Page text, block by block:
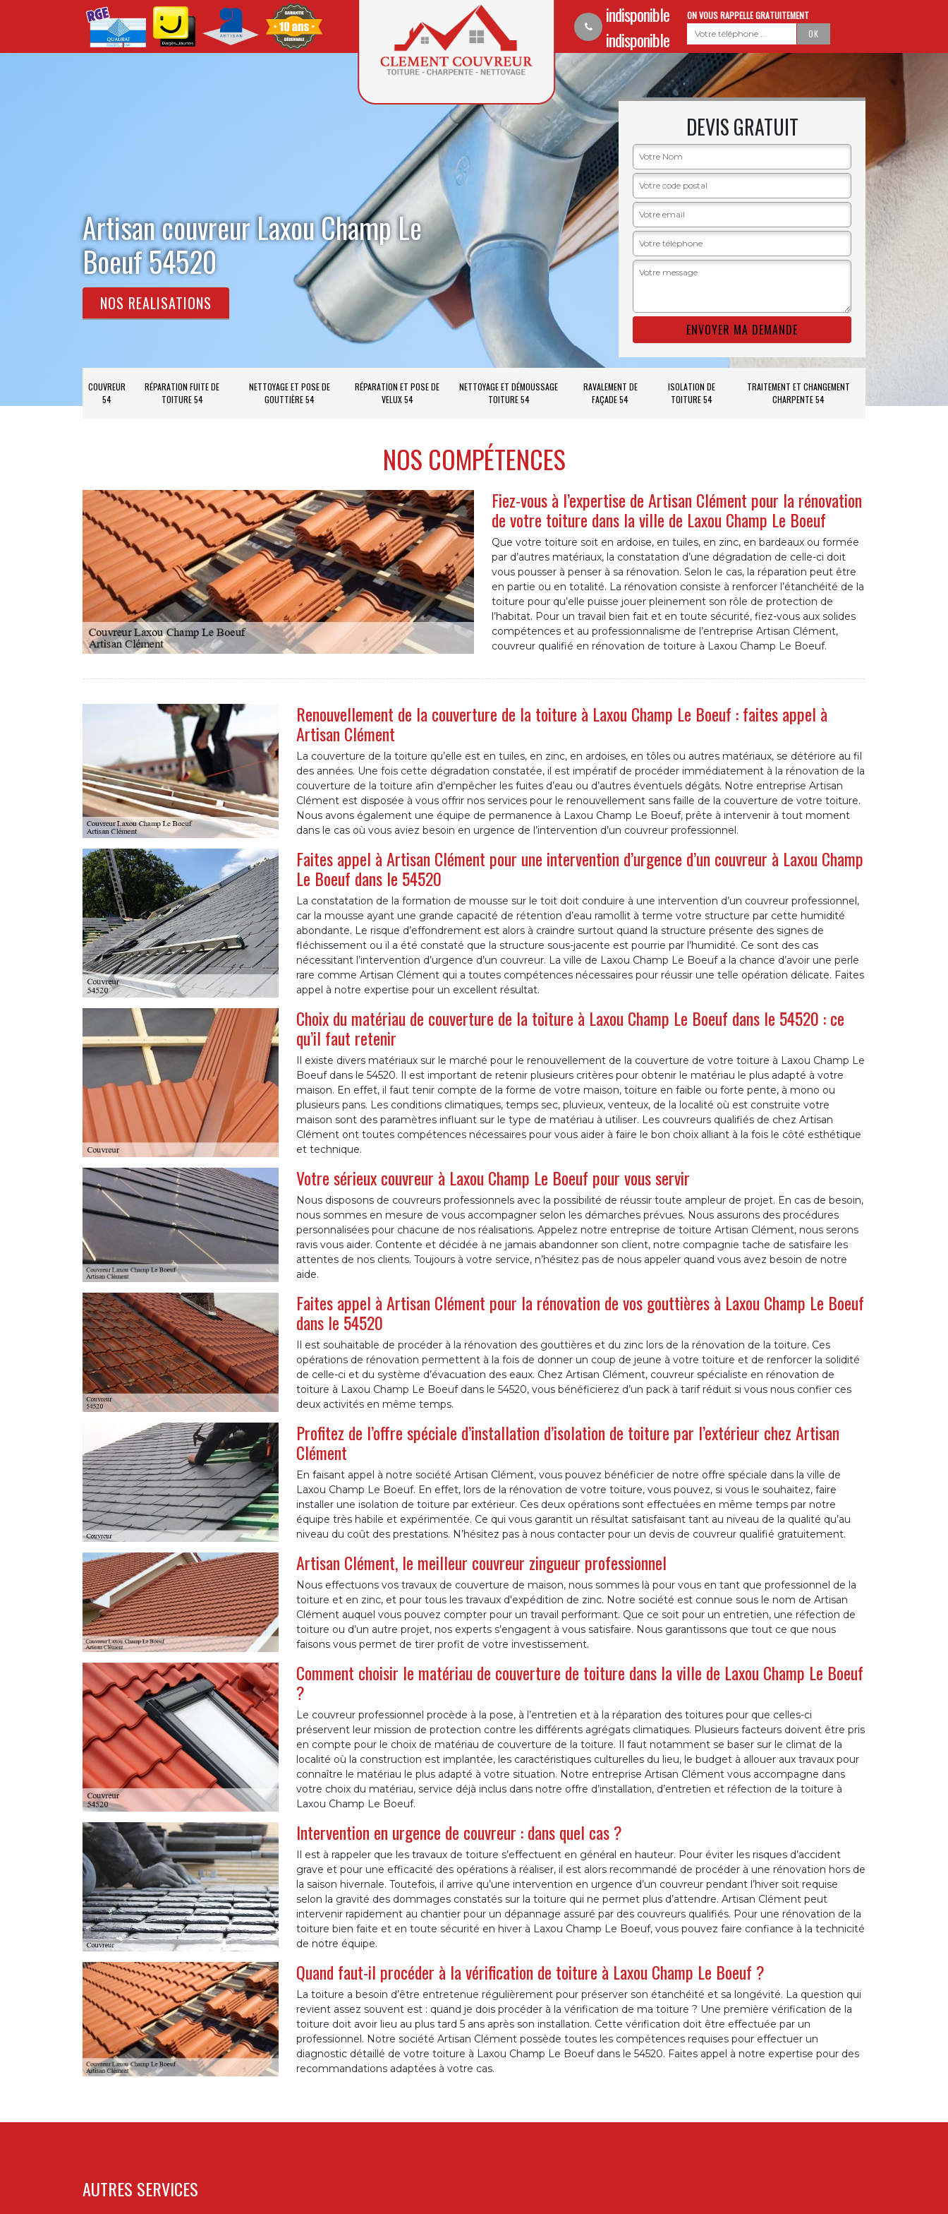
indisponible
indisponible
ON VOUS RAPPELLE GRATUITEMENT
Artisan couvreur Laxou Champ Le
Boeuf 54520
NOS REALISATIONS
DEVIS GRATUIT
COUVREUR
54
RÉPARATION FUITE DE
TOITURE 54
NETTOYAGE ET POSE DE
GOUTTIÈRE 54
RÉPARATION ET POSE DE
VELUX 54
NETTOYAGE ET DÉMOUSSAGE
TOITURE 54
RAVALEMENT DE
FAÇADE 54
ISOLATION DE
TOITURE 54
TRAITEMENT ET CHANGEMENT
CHARPENTE 54
NOS COMPÉTENCES
Fiez-vous à l’expertise de Artisan Clément pour la rénovation
de votre toiture dans la ville de Laxou Champ Le Boeuf
Que votre toiture soit en ardoise, en tuiles, en zinc, en bardeaux ou formée
par d’autres matériaux, la constatation d’une dégradation de celle-ci doit
vous pousser à penser à sa rénovation. Selon le cas, la réparation peut être
en partie ou en totalité. La rénovation consiste à renforcer l’étanchéité de la
toiture pour qu’elle puisse jouer pleinement son rôle de protection de
l’habitat. Pour un travail bien fait et en toute sécurité, fiez-vous aux solides
compétences et au professionnalisme de l’entreprise Artisan Clément,
couvreur qualifié en rénovation de toiture à Laxou Champ Le Boeuf.
Renouvellement de la couverture de la toiture à Laxou Champ Le Boeuf : faites appel à
Artisan Clément
La couverture de la toiture qu’elle est en tuiles, en zinc, en ardoises, en tôles ou autres matériaux, se détériore au fil
des années. Une fois cette dégradation constatée, il est impératif de procéder immédiatement à la rénovation de la
couverture de la toiture afin d’empêcher les fuites d’eau ou d’autres éventuels dégâts. Notre entreprise Artisan
Clément est disposée à vous offrir nos services pour le renouvellement sans faille de la couverture de votre toiture.
Nous avons également une équipe de permanence à Laxou Champ Le Boeuf, prête à intervenir à tout moment
dans le cas où vous aviez besoin en urgence de l’intervention d’un couvreur professionnel.
Faites appel à Artisan Clément pour une intervention d’urgence d’un couvreur à Laxou Champ
Le Boeuf dans le 54520
La constatation de la formation de mousse sur le toit doit conduire à une intervention d’un couvreur professionnel,
car la mousse ayant une grande capacité de rétention d’eau ramollit à terme votre structure par cette humidité
abondante. Le risque d’effondrement est alors à craindre surtout quand la structure présente des signes de
fléchissement ou il a été constaté que la structure sous-jacente est pourrie par l’humidité. Ce sont des cas
nécessitant l’intervention d’urgence d’un couvreur. La ville de Laxou Champ Le Boeuf a la chance d’avoir une perle
rare comme Artisan Clément qui a toutes compétences nécessaires pour réussir une telle opération délicate. Faites
appel à notre expertise pour un excellent résultat.
Choix du matériau de couverture de la toiture à Laxou Champ Le Boeuf dans le 54520 : ce
qu’il faut retenir
Il existe divers matériaux sur le marché pour le renouvellement de la couverture de votre toiture à Laxou Champ Le
Boeuf dans le 54520. Il est important de retenir plusieurs critères pour obtenir le matériau le plus adapté à votre
maison. En effet, il faut tenir compte de la forme de votre maison, toiture en faible ou forte pente, à mono ou
plusieurs pans. Les conditions climatiques, temps sec, pluvieux, venteux, de la localité où est construite votre
maison sont des paramètres influant sur le type de matériau à utiliser. Les couvreurs qualifiés de chez Artisan
Clément ont toutes compétences nécessaires pour vous aider à faire le bon choix alliant à la fois le côté esthétique
et technique.
Votre sérieux couvreur à Laxou Champ Le Boeuf pour vous servir
Nous disposons de couvreurs professionnels avec la possibilité de réussir toute ampleur de projet. En cas de besoin,
nous sommes en mesure de vous accompagner selon les démarches prévues. Nous assurons des procédures
personnalisées pour chacune de nos réalisations. Appelez notre entreprise de toiture Artisan Clément, nous serons
ravis vous aider. Contente et décidée à ne jamais abandonner son client, notre compagnie tache de satisfaire les
attentes de nos clients. Toujours à votre service, n’hésitez pas de nous appeler quand vous avez besoin de notre
aide.
Faites appel à Artisan Clément pour la rénovation de vos gouttières à Laxou Champ Le Boeuf
dans le 54520
Il est souhaitable de procéder à la rénovation des gouttières et du zinc lors de la rénovation de la toiture. Ces
opérations de rénovation permettent à la fois de donner un coup de jeune à votre toiture et de renforcer la solidité
de celle-ci et du système d’évacuation des eaux. Chez Artisan Clément, couvreur spécialiste en rénovation de
toiture à Laxou Champ Le Boeuf dans le 54520, vous bénéficierez d’un pack à tarif réduit si vous nous confier ces
deux activités en même temps.
Profitez de l’offre spéciale d’installation d’isolation de toiture par l’extérieur chez Artisan
Clément
En faisant appel à notre société Artisan Clément, vous pouvez bénéficier de notre offre spéciale dans la ville de
Laxou Champ Le Boeuf. En effet, lors de la rénovation de votre toiture, vous pouvez, si vous le souhaitez, faire
installer une isolation de toiture par extérieur. Ces deux opérations sont effectuées en même temps par notre
équipe très habile et expérimentée. Ce qui vous garantit un résultat satisfaisant tant au niveau de la qualité qu’au
niveau du coût des prestations. N’hésitez pas à nous contacter pour un devis de couvreur qualifié gratuitement.
Artisan Clément, le meilleur couvreur zingueur professionnel
Nous effectuons vos travaux de couverture de maison, nous sommes là pour vous en tant que professionnel de la
toiture et en zinc, et pour tous les travaux d'expédition de zinc. Notre société est connue sous le nom de Artisan
Clément auquel vous pouvez compter pour un travail performant. Que ce soit pour un entretien, une réfection de
toiture ou d’un autre projet, nos experts s’engagent à vous satisfaire. Nous garantissons que tout ce que nous
faisons vous permet de tirer profit de votre investissement.
Comment choisir le matériau de couverture de toiture dans la ville de Laxou Champ Le Boeuf
?
Le couvreur professionnel procède à la pose, à l’entretien et à la réparation des toitures pour que celles-ci
préservent leur mission de protection contre les différents agrégats climatiques. Plusieurs facteurs doivent être pris
en compte pour le choix de matériau de couverture de la toiture. Il faut notamment se baser sur le climat de la
localité où la construction est implantée, les caractéristiques culturelles du lieu, le budget à allouer aux travaux pour
connaître le matériau le plus adapté à votre situation. Notre entreprise Artisan Clément vous accompagne dans
votre choix du matériau, service déjà inclus dans notre offre d’installation, d’entretien et réfection de la toiture à
Laxou Champ Le Boeuf.
Intervention en urgence de couvreur : dans quel cas ?
Il est à rappeler que les travaux de toiture s’effectuent en général en hauteur. Pour éviter les risques d’accident
grave et pour une efficacité des opérations à réaliser, il est alors recommandé de procéder à une rénovation hors de
la saison hivernale. Toutefois, il arrive qu’une intervention en urgence d’un couvreur pendant l’hiver soit requise
selon la gravité des dommages constatés sur la toiture qui ne permet plus d’attendre. Artisan Clément peut
intervenir rapidement au chantier pour un dépannage assuré par des couvreurs qualifiés. Pour une rénovation de la
toiture bien faite et en toute sécurité en hiver à Laxou Champ Le Boeuf, vous pouvez faire confiance à la technicité
de notre équipe.
Quand faut-il procéder à la vérification de toiture à Laxou Champ Le Boeuf ?
La toiture a besoin d’être entretenue régulièrement pour préserver son étanchéité et sa longévité. La question qui
revient assez souvent est : quand je dois procéder à la vérification de ma toiture ? Une première vérification de la
toiture doit avoir lieu au plus tard 5 ans après son installation. Cette vérification doit être effectuée par un
professionnel. Notre société Artisan Clément possède toutes les compétences requises pour effectuer un
diagnostic détaillé de votre toiture à Laxou Champ Le Boeuf dans le 54520. Faites appel à notre expertise pour des
recommandations adaptées à votre cas.
AUTRES SERVICES